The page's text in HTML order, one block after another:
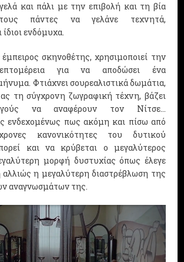
και πάλι με την επιβολή και τη βία
πάντες να γελάνε τεχνητά,
ενδόμυχα.
σκηνοθέτης, χρησιμοποιεί την
για να αποδώσει ένα
Φτιάχνει σουρεαλιστικά δωμάτια,
τη σύγχρονη ζωγραφική τέχνη, βάζει
να αναφέρουν τον Νίτσε…
ενδεχομένως πως ακόμη και πίσω από
κανονικότητες του δυτικού
και να κρύβεται ο μεγαλύτερος
μορφή δυστυχίας όπως έλεγε
η μεγαλύτερη διαστρέβλωση της
αναγνωσμάτων της.